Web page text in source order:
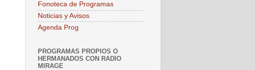
Fonoteca de Programas
Noticias y Avisos
Agenda Prog
PROGRAMAS PROPIOS O
HERMANADOS CON RADIO
MIRAGE